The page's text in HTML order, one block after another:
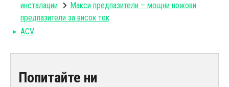
инсталации
Макси предпазители – мощни ножови
предпазители за висок ток
ACV
Попитайте ни